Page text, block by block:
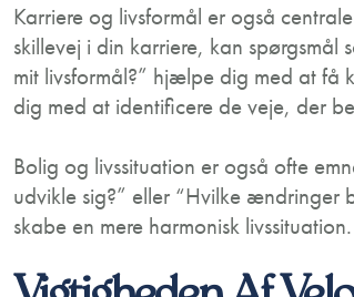
Karriere og livsformål er også
skillevej i din karriere, kan spørgsmål
mit livsformål?” hjælpe dig med at
dig med at identificere de veje, der
Bolig og livssituation er også ofte
udvikle sig?” eller “Hvilke ændringer
skabe en mere harmonisk livssituation.